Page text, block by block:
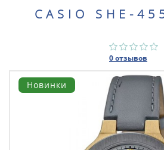
CASIO SHE-
0 отзывов
Новинки